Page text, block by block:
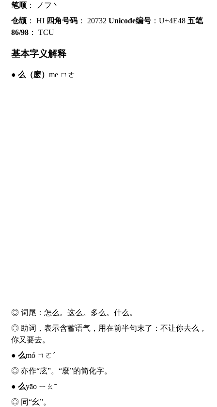
笔顺 ：
ノフ丶
仓颉 ： HI 四角号码 ： 20732 Unicode编号 ：U+4E48 五笔
86/98 ： TCU
基本字义解释
么 （麽） me ㄇㄜ
◎ 词尾：怎么 。这么 。多么 。什么 。
◎ 助词，表示含蓄语气，用在前半句末了：不让你去么 ，
你又要去。
么mó ㄇㄛˊ
◎ 亦作“庅”。“麼”的简化字。
么yāo ㄧㄠˉ
◎ 同“幺”。